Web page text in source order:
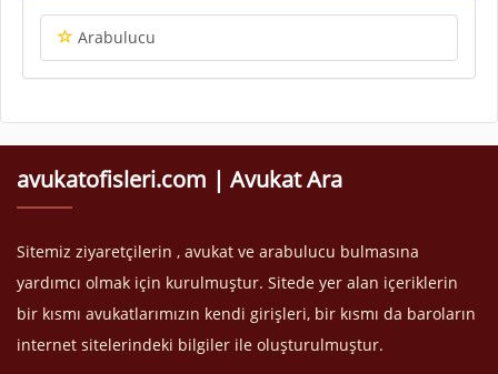
Arabulucu
avukatofisleri.com | Avukat Ara
Sitemiz ziyaretçilerin , avukat ve arabulucu bulmasına
yardımcı olmak için kurulmuştur. Sitede yer alan içeriklerin
bir kısmı avukatlarımızın kendi girişleri, bir kısmı da baroların
internet sitelerindeki bilgiler ile oluşturulmuştur.